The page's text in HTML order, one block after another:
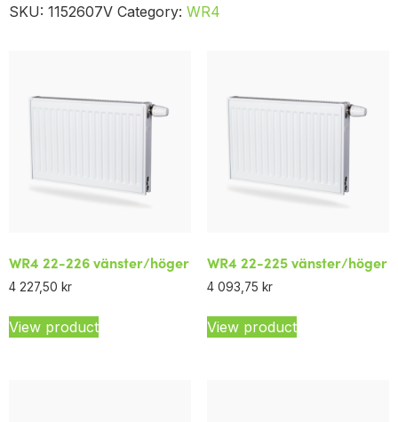
SKU: 1152607V Category: WR4
WR4 22-226 vänster/höger
4 227,50 kr
View product
WR4 22-225 vänster/höger
4 093,75 kr
View product